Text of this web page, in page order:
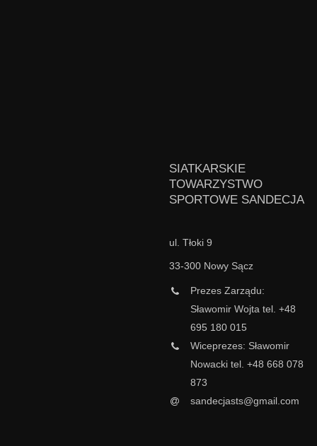
SIATKARSKIE
TOWARZYSTWO
SPORTOWE SANDECJA
ul. Tłoki 9
33-300 Nowy Sącz
Prezes Zarządu:
Sławomir Wojta tel. +48
695 180 015
Wiceprezes: Sławomir
Nowacki tel. +48 668 078
873
sandecjasts@gmail.com